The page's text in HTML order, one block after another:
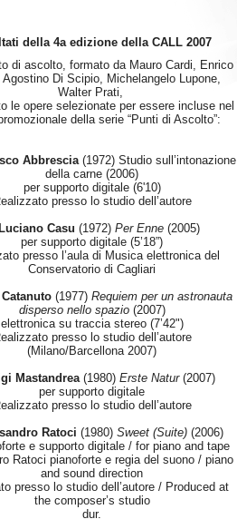
della 4a edizione della CALL 2007
di ascolto, formato da Mauro Cardi, Enrico
Di Scipio, Michelangelo Lupone,
Walter Prati,
le opere selezionate per essere incluse nel
della serie “Punti di Ascolto”:
Abbrescia(1972) Studio sull’intonazione
della carne (2006)
per supporto digitale (6'10)
presso lo studio dell’autore
Luciano Casu (1972) Per Enne(2005)
per supporto digitale (5’18”)
presso l’aula di Musica elettronica del
Conservatorio di Cagliari
(1977) Requiem per un astronauta
disperso nello spazio(2007)
elettronica su traccia stereo (7’42")
presso lo studio dell’autore
(Milano/Barcellona 2007)
Mastandrea(1980) Erste Natur (2007)
per supporto digitale
presso lo studio dell’autore
Ratoci (1980) Sweet (Suite)(2006)
e supporto digitale / for piano and tape
Ratoci pianoforte e regia del suono / piano
and sound direction
presso lo studio dell’autore / Produced at
the composer’s studio
dur.